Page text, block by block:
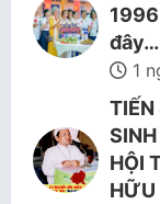
đây…
1
TIẾN
HỘI
HỮU